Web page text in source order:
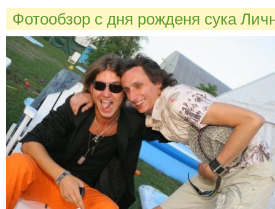
Фотообзор с дня рожденя сука